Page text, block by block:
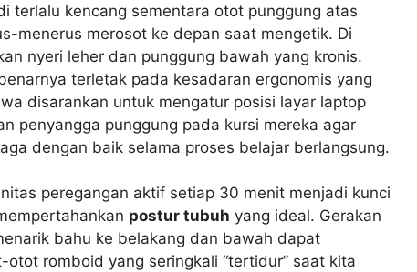
terlalu kencang sementara otot punggung atas
menerus merosot ke depan saat mengetik. Di
nyeri leher dan punggung bawah yang kronis.
terletak pada kesadaran ergonomis yang
disarankan untuk mengatur posisi layar laptop
penyangga punggung pada kursi mereka agar
dengan baik selama proses belajar berlangsung.
peregangan aktif setiap 30 menit menjadi kunci
postur tubuh yang ideal. Gerakan
bahu ke belakang dan bawah dapat
romboid yang seringkali “tertidur” saat kita